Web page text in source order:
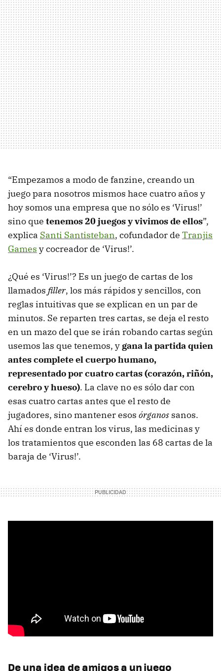
“Empezamos a modo de fanzine, creando un
juego para nosotros mismos hace cuatro años y
hoy somos una empresa que no sólo es ‘Virus!’
sino que tenemos 20 juegos y vivimos de ellos”,
explica Santi Santisteban, cofundador de Tranjis
Games y cocreador de ‘Virus!’.
¿Qué es ‘Virus!’? Es un juego de cartas de los
llamados filler, los más rápidos y sencillos, con
reglas intuitivas que se explican en un par de
minutos. Se reparten tres cartas, se deja el resto
en un mazo del que se irán robando cartas según
usemos las que tenemos, y gana la partida quien
antes complete el cuerpo humano,
representado por cuatro cartas (corazón, riñón,
cerebro y hueso). La clave no es sólo dar con
esas cuatro cartas antes que el resto de
jugadores, sino mantener esos órganos sanos.
Ahí es donde entran los virus, las medicinas y
los tratamientos que esconden las 68 cartas de la
baraja de ‘Virus!’.
De una idea de amigos a un juego